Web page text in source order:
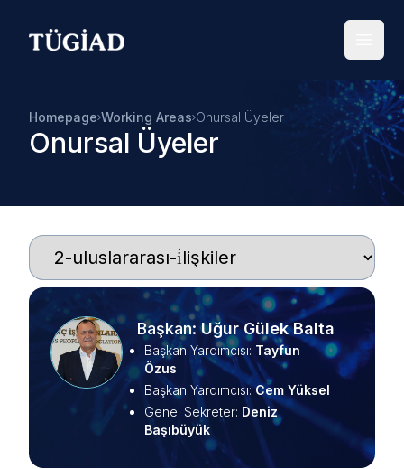
Your Company
Homepage Working Areas Onursal Üyeler
Onursal Üyeler
Başkan:Uğur Gülek Balta
Başkan Yardımcısı: Tayfun
Özus
Başkan Yardımcısı:Cem Yüksel
Genel Sekreter: Deniz
Başıbüyük